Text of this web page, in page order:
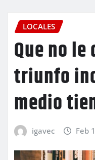
LOCALES
Que no
triunfo
medio
igavec Feb